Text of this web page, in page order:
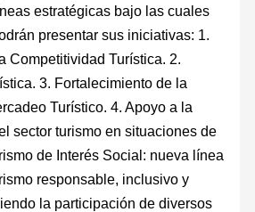
estratégicas bajo las cuales
presentar sus iniciativas: 1.
Competitividad Turística. 2.
3. Fortalecimiento de la
Turístico. 4. Apoyo a la
sector turismo en situaciones de
de Interés Social: nueva línea
responsable, inclusivo y
la participación de diversos